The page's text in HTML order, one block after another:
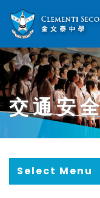
交通安
Select Menu